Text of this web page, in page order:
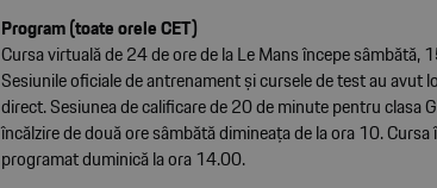
Program (toate orele CET)
Cursa virtuală de 24 de ore de la Le Mans începe
Sesiunile oficiale de antrenament și cursele de test au avut
direct. Sesiunea de calificare de 20 de minute pentru clasa
încălzire de două ore sâmbătă dimineața de la ora 10.
programat duminică la ora 14.00.